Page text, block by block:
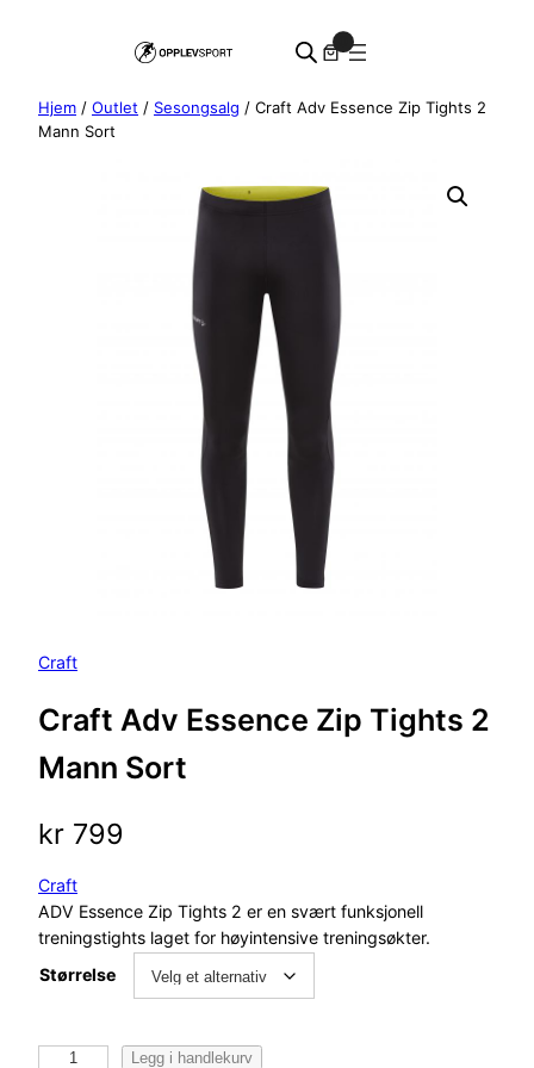
Hjem / Outlet / Sesongsalg / Craft Adv Essence Zip Tights 2
Mann Sort
Craft
Craft Adv Essence Zip Tights 2
Mann Sort
kr 799
Craft
ADV Essence Zip Tights 2 er en svært funksjonell
treningstights laget for høyintensive treningsøkter.
Størrelse
Legg i handlekurv